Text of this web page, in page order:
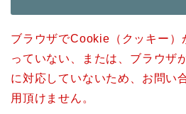
ブラウザでCookie（クッキー）
っていない、または、ブラウザ
に対応していないため、お問い
用頂けません。